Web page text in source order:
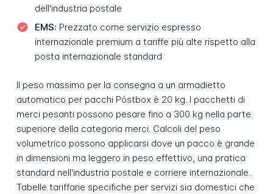
dell'industria postale
EMS: Prezzato come servizio espresso
internazionale premium a tariffe più alte rispetto alla
posta internazionale standard
Il peso massimo per la consegna a un armadietto
automatico per pacchi Póstbox è 20 kg. I pacchetti di
merci pesanti possono pesare fino a 300 kg nella parte
superiore della categoria merci. Calcoli del peso
volumetrico possono applicarsi dove un pacco è grande
in dimensioni ma leggero in peso effettivo, una pratica
standard nell'industria postale e corriere internazionale.
Tabelle tariffarie specifiche per servizi sia domestici che